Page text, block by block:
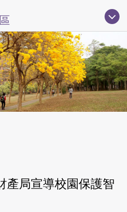
產局宣導校園保護智